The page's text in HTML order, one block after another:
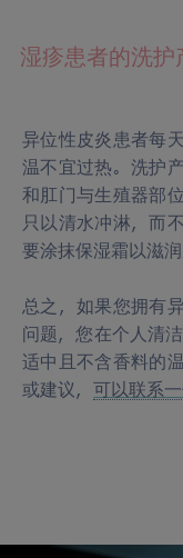
湿疹患者的洗护
异位性皮炎患者每
温不宜过热。洗护
和肛门与生殖器部
只以清水冲淋，而
要涂抹保湿霜以滋润
总之，如果您拥有
问题，您在个人清
适中且不含香料的
或建议，
可以联系